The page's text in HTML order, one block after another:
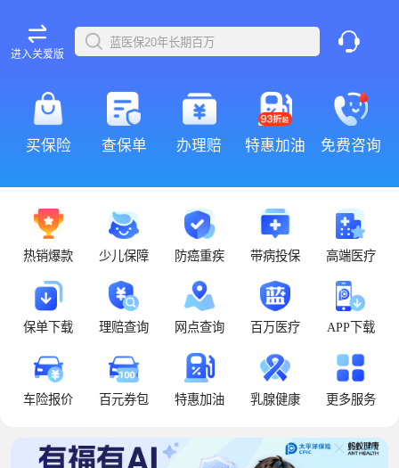
进入关爱版
买保险 查保单 办理赔 特惠加油 免费咨询
热销爆款 少儿保障 防癌重疾 带病投保 高端医疗
保单下载 理赔查询 网点查询 百万医疗 APP下载
车险报价 百元券包 特惠加油 乳腺健康 更多服务